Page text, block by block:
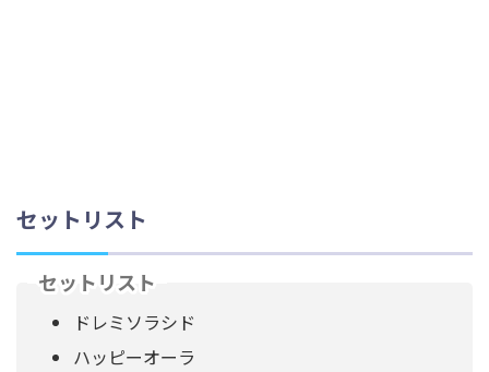
セットリスト
セットリスト
ドレミソラシド
ハッピーオーラ